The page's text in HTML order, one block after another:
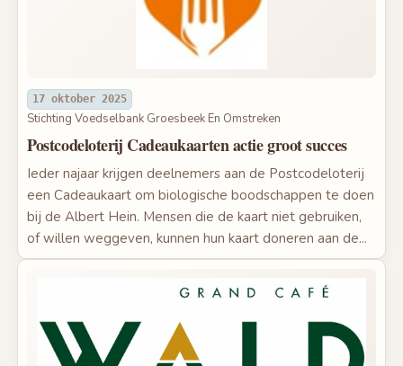
17 oktober 2025
Stichting Voedselbank Groesbeek En Omstreken
Postcodeloterij Cadeaukaarten actie groot succes
Ieder najaar krijgen deelnemers aan de Postcodeloterij
een Cadeaukaart om biologische boodschappen te doen
bij de Albert Hein. Mensen die de kaart niet gebruiken,
of willen weggeven, kunnen hun kaart doneren aan de...